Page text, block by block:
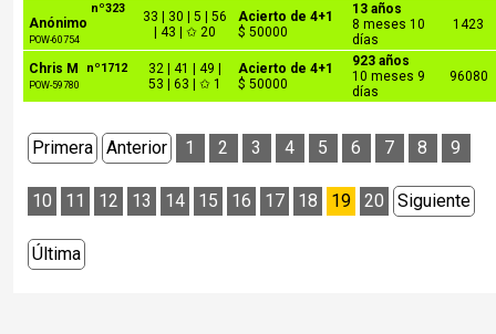
nº323
Anónimo
POW-60754
33 | 30 | 5 | 56
| 43 | ✩ 20
Acierto de 4+1
$ 50000
13 años
8 meses 10
días
1423
nº1712
Chris M
POW-59780
32 | 41 | 49 |
53 | 63 | ✩ 1
Acierto de 4+1
$ 50000
923 años
10 meses 9
días
96080
Primera Anterior 1 2 3 4 5 6 7 8 9
10 11 12 13 14 15 16 17 18 19 20 Siguiente
Última